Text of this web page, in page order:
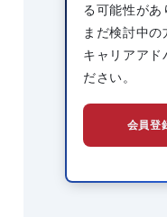
る可能性があ
まだ検討中の
キャリアアド
ださい。
会員登